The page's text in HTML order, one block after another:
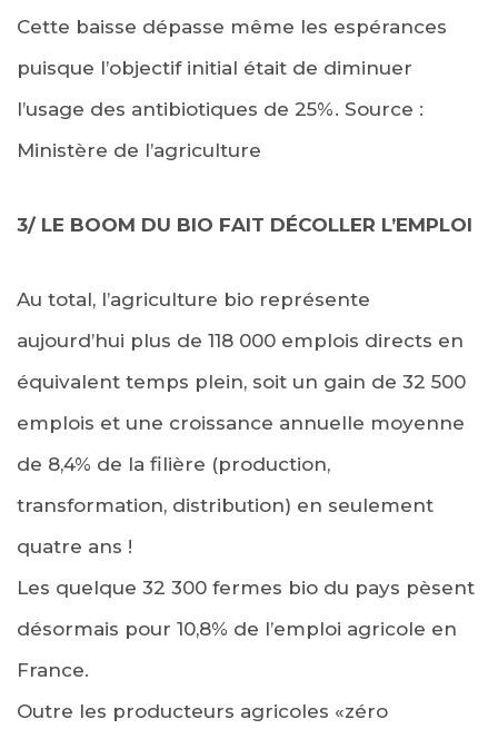
Cette baisse dépasse même les espérances
puisque l’objectif initial était de diminuer
l’usage des antibiotiques de 25%. Source :
Ministère de l’agriculture
3/ LE BOOM DU BIO FAIT DÉCOLLER L’EMPLOI
Au total, l’agriculture bio représente
aujourd’hui plus de 118 000 emplois directs en
équivalent temps plein, soit un gain de 32 500
emplois et une croissance annuelle moyenne
de 8,4% de la filière (production,
transformation, distribution) en seulement
quatre ans !
Les quelque 32 300 fermes bio du pays pèsent
désormais pour 10,8% de l’emploi agricole en
France.
Outre les producteurs agricoles «zéro